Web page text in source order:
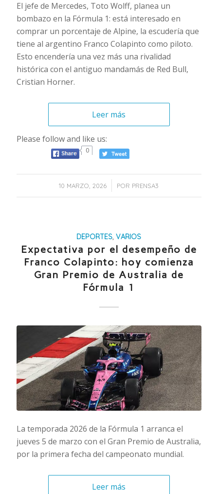
El jefe de Mercedes, Toto Wolff, planea un
bombazo en la Fórmula 1: está interesado en
comprar un porcentaje de Alpine, la escudería que
tiene al argentino Franco Colapinto como piloto.
Esto encendería una vez más una rivalidad
histórica con el antiguo mandamás de Red Bull,
Cristian Horner.
Leer más
Please follow and like us:
0
10 MARZO, 2026
/ POR PRENSA3
DEPORTES,VARIOS
Expectativa por el desempeño de
Franco Colapinto: hoy comienza
Gran Premio de Australia de
Fórmula 1
La temporada 2026 de la Fórmula 1 arranca el
jueves 5 de marzo con el Gran Premio de Australia,
por la primera fecha del campeonato mundial.
Leer más